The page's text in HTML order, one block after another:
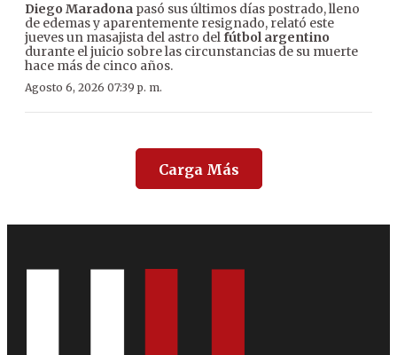
Diego Maradona pasó sus últimos días postrado, lleno
de edemas y aparentemente resignado, relató este
jueves un masajista del astro delfútbol argentino
durante el juicio sobre las circunstancias de su muerte
hace más de cinco años.
Agosto 6, 2026 07:39 p. m.
Carga Más